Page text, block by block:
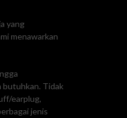
yang
menawarkan
butuhkan. Tidak
earplug,
jenis